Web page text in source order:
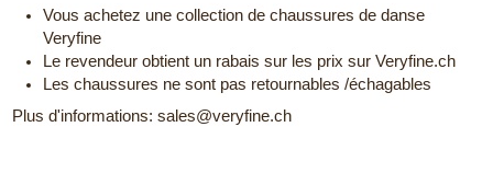
Vous achetez une collection de chaussures de danse
Veryfine
Le revendeur obtient un rabais sur les prix sur Veryfine.ch
Les chaussures ne sont pas retournables /échagables
Plus d'informations: sales@veryfine.ch